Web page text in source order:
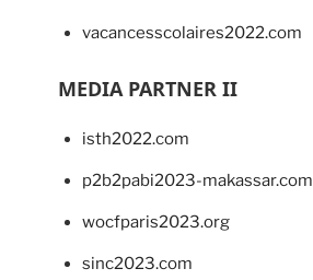
vacancesscolaires2022.com
MEDIA PARTNER II
isth2022.com
p2b2pabi2023-makassar.com
wocfparis2023.org
sinc2023.com